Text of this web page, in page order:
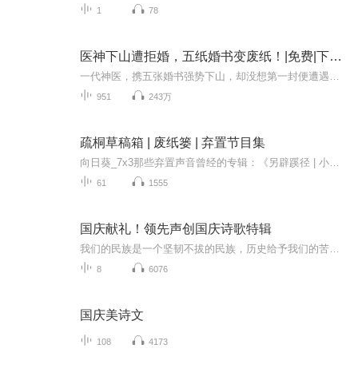
1 78
医神下山遭拒婚，五纸婚书变废纸！|免费|下山|大佬
951 243万
疏桐草稿箱 | 废纸篓 | 弃置节目集
61 1555
国庆献礼！领先声创国庆诗歌特辑
8 6076
国庆美诗文
108 4173